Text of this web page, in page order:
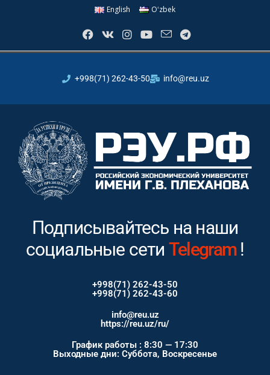
English Oʻzbek
+998(71) 262-43-50 info@reu.uz
Подписывайтесь на наши
социальные сети Instagram !
+998(71) 262-43-50
+998(71) 262-43-60
info@reu.uz
https://reu.uz/ru/
График работы : 8:30 — 17:30
Выходные дни: Суббота, Воскресенье